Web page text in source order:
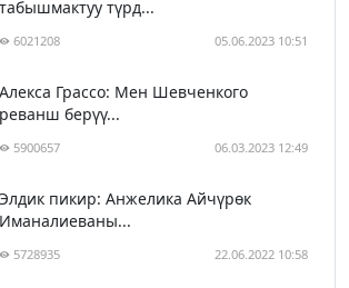
табышмактуу түрд...
6021208 05.06.2023 10:51
Алекса Грассо: Мен Шевченкого
реванш берүү...
5900657 06.03.2023 12:49
Элдик пикир: Анжелика Айчүрөк
Иманалиеваны...
5728935 22.06.2022 10:58